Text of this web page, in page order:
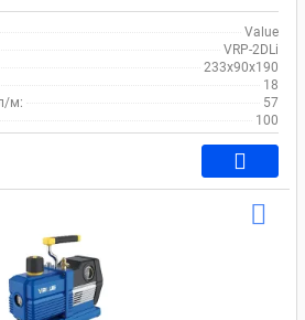
Value
VRP-2DLi
233х90х190
18
м:
57
100